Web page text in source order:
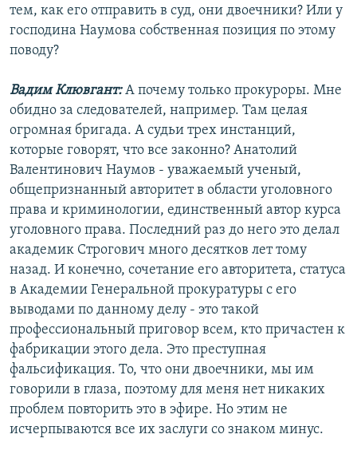
тем, как его отправить в суд, они двоечники? Или у
господина Наумова собственная позиция по этому
поводу?
Вадим Клювгант:А почему только прокуроры. Мне
обидно за следователей, например. Там целая
огромная бригада. А судьи трех инстанций,
которые говорят, что все законно? Анатолий
Валентинович Наумов - уважаемый ученый,
общепризнанный авторитет в области уголовного
права и криминологии, единственный автор курса
уголовного права. Последний раз до него это делал
академик Строгович много десятков лет тому
назад. И конечно, сочетание его авторитета, статуса
в Академии Генеральной прокуратуры с его
выводами по данному делу - это такой
профессиональный приговор всем, кто причастен к
фабрикации этого дела. Это преступная
фальсификация. То, что они двоечники, мы им
говорили в глаза, поэтому для меня нет никаких
проблем повторить это в эфире. Но этим не
исчерпываются все их заслуги со знаком минус.